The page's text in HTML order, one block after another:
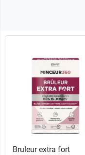
Bruleur extra fort